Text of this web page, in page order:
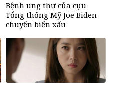
Bệnh ung thư của cựu
Tổng thống Mỹ Joe Biden
chuyển biến xấu